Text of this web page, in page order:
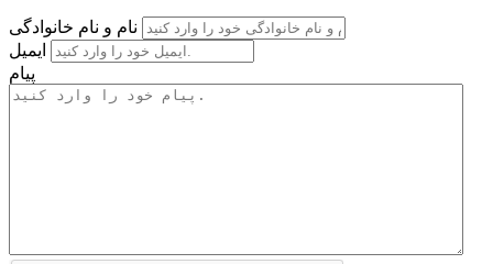
نام و نام خانوادگی
ایمیل
پیام